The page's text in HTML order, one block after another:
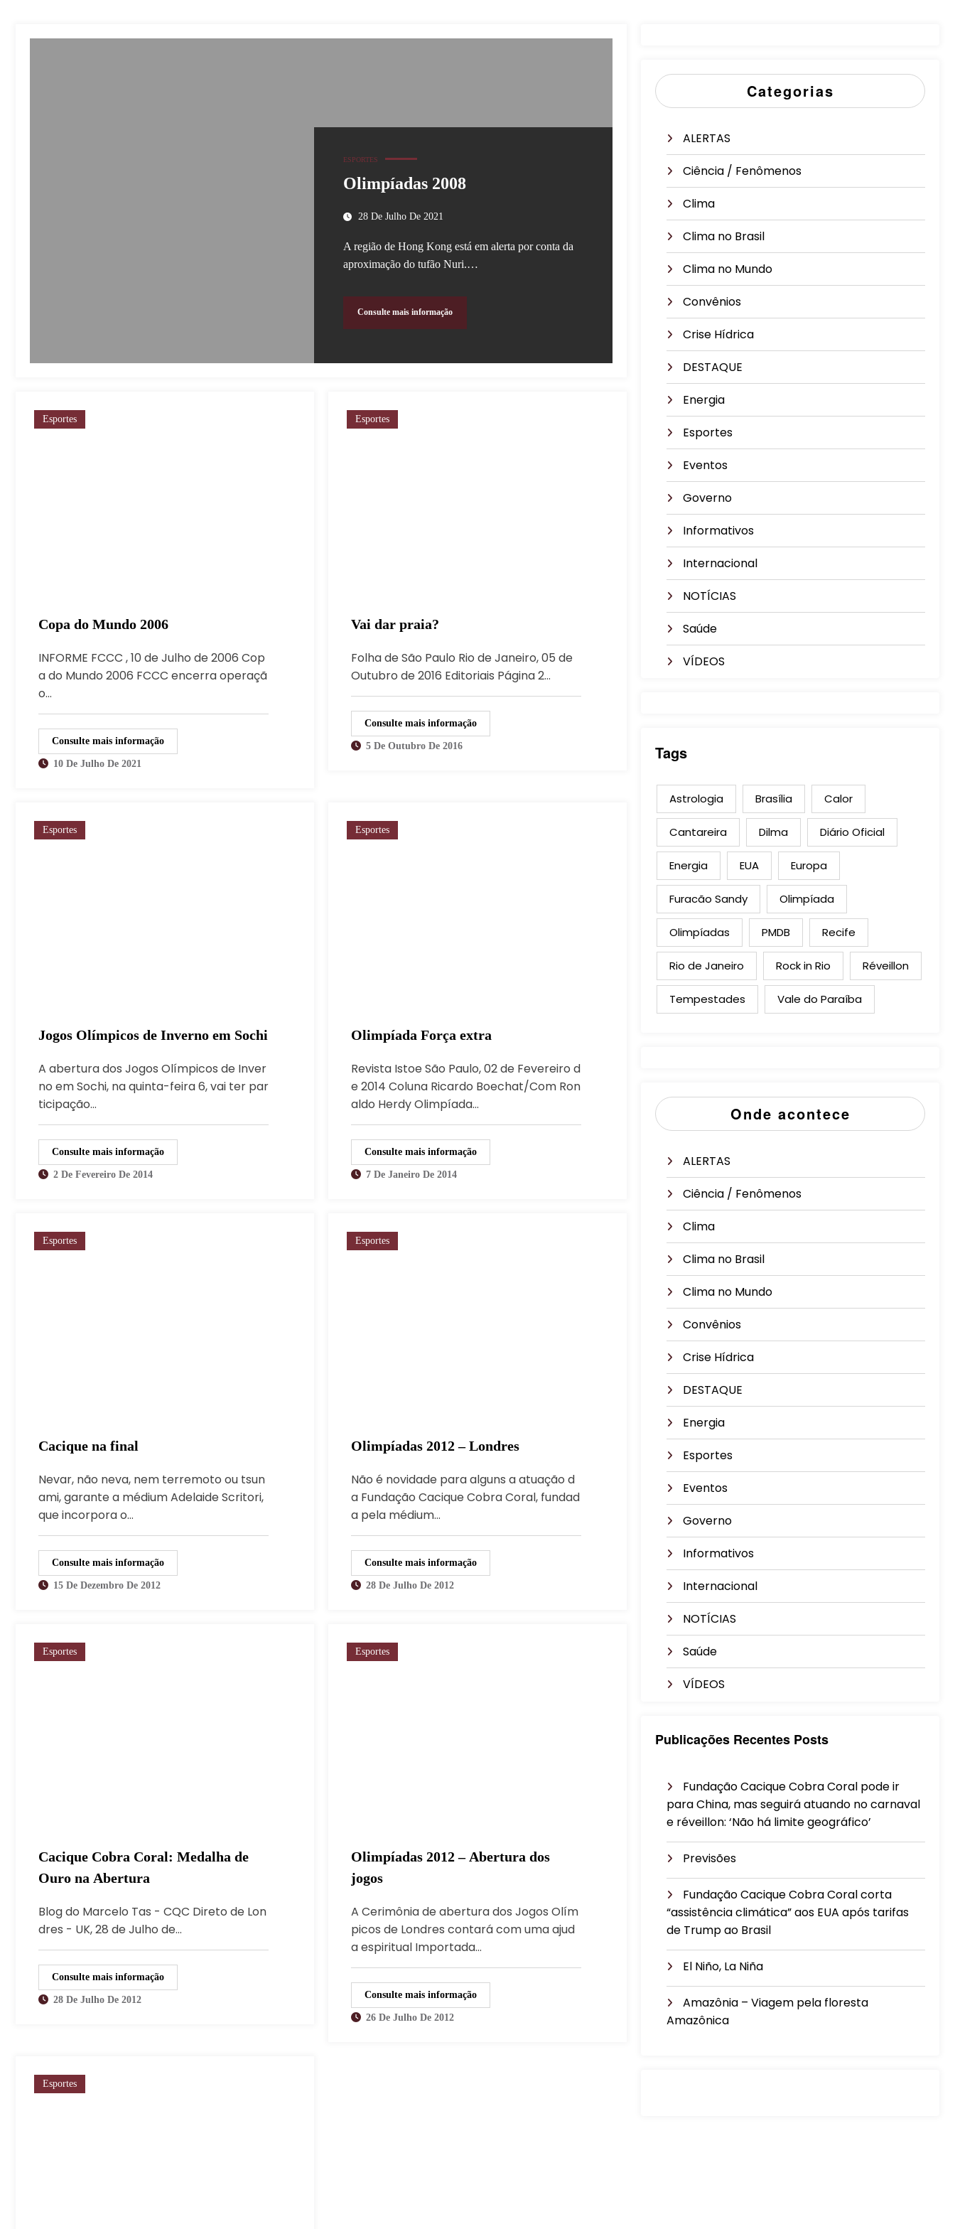
ESPORTES
Olimpíadas 2008
28 De Julho De 2021
A região de Hong Kong está em alerta por conta da
aproximação do tufão Nuri.…
Consulte mais informação
Esportes
Copa do Mundo 2006
INFORME FCCC , 10 de Julho de 2006 Cop
a do Mundo 2006 FCCC encerra operaçã
o…
Consulte mais informação
10 De Julho De 2021
Esportes
Vai dar praia?
Folha de São Paulo Rio de Janeiro, 05 de
Outubro de 2016 Editoriais Página 2…
Consulte mais informação
5 De Outubro De 2016
Esportes
Jogos Olímpicos de Inverno em Sochi
A abertura dos Jogos Olímpicos de Inver
no em Sochi, na quinta-feira 6, vai ter par
ticipação…
Consulte mais informação
2 De Fevereiro De 2014
Esportes
Olimpíada Força extra
Revista Istoe São Paulo, 02 de Fevereiro d
e 2014 Coluna Ricardo Boechat/Com Ron
aldo Herdy Olimpíada…
Consulte mais informação
7 De Janeiro De 2014
Esportes
Cacique na final
Nevar, não neva, nem terremoto ou tsun
ami, garante a médium Adelaide Scritori,
que incorpora o…
Consulte mais informação
15 De Dezembro De 2012
Esportes
Olimpíadas 2012 – Londres
Não é novidade para alguns a atuação d
a Fundação Cacique Cobra Coral, fundad
a pela médium…
Consulte mais informação
28 De Julho De 2012
Esportes
Cacique Cobra Coral: Medalha de
Ouro na Abertura
Blog do Marcelo Tas - CQC Direto de Lon
dres - UK, 28 de Julho de…
Consulte mais informação
28 De Julho De 2012
Esportes
Olimpíadas 2012 – Abertura dos
jogos
A Cerimônia de abertura dos Jogos Olím
picos de Londres contará com uma ajud
a espiritual Importada…
Consulte mais informação
26 De Julho De 2012
Esportes
Categorias
ALERTAS
Ciência / Fenômenos
Clima
Clima no Brasil
Clima no Mundo
Convênios
Crise Hídrica
DESTAQUE
Energia
Esportes
Eventos
Governo
Informativos
Internacional
NOTÍCIAS
Saúde
VÍDEOS
Tags
Astrologia Brasília Calor
Cantareira Dilma Diário Oficial
Energia EUA Europa
Furacão Sandy Olimpíada
Olimpíadas PMDB Recife
Rio de Janeiro Rock in Rio Réveillon
Tempestades Vale do Paraíba
Onde acontece
ALERTAS
Ciência / Fenômenos
Clima
Clima no Brasil
Clima no Mundo
Convênios
Crise Hídrica
DESTAQUE
Energia
Esportes
Eventos
Governo
Informativos
Internacional
NOTÍCIAS
Saúde
VÍDEOS
Publicações Recentes Posts
Fundação Cacique Cobra Coral pode ir
para China, mas seguirá atuando no carnaval
e réveillon: ‘Não há limite geográfico’
Previsões
Fundação Cacique Cobra Coral corta
“assistência climática” aos EUA após tarifas
de Trump ao Brasil
El Niño, La Niña
Amazônia – Viagem pela floresta
Amazônica